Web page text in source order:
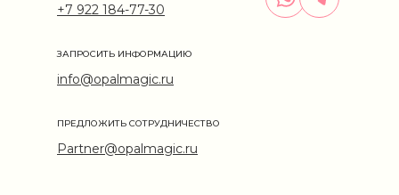
info@opalmagic.ru
+7 922 184-77-30
ЗАПРОСИТЬ ИНФОРМАЦИЮ
Partner@opalmagic.ru
ПРЕДЛОЖИТЬ СОТРУДНИЧЕСТВО